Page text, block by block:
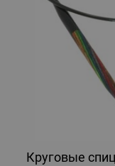
Круговые